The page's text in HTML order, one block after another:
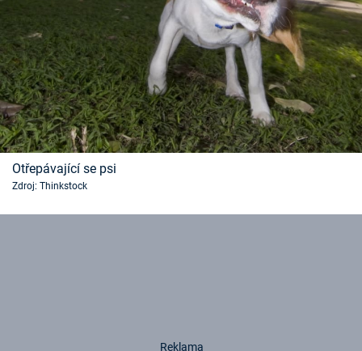
Otřepávající se psi
Zdroj: Thinkstock